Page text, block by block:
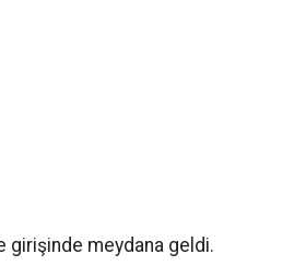
girişinde meydana geldi.